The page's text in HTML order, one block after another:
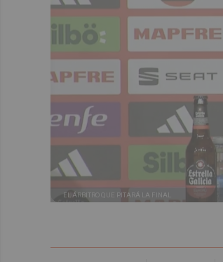
EL ÁRBITRO QUE PITARÁ LA FINAL